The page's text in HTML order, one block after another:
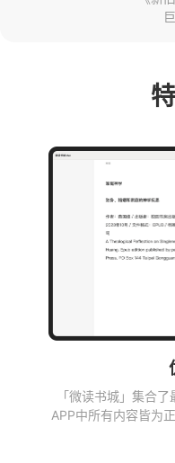
「微读书城」集合
APP中所有内容皆为